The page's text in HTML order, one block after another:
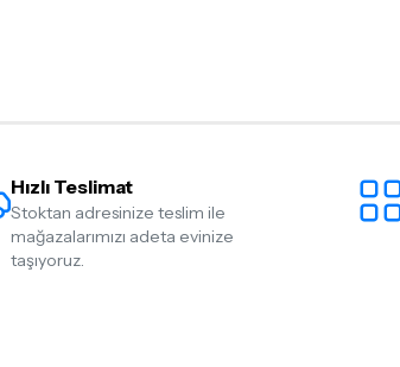
Hızlı Teslimat
Stoktan adresinize teslim ile
mağazalarımızı adeta evinize
taşıyoruz.